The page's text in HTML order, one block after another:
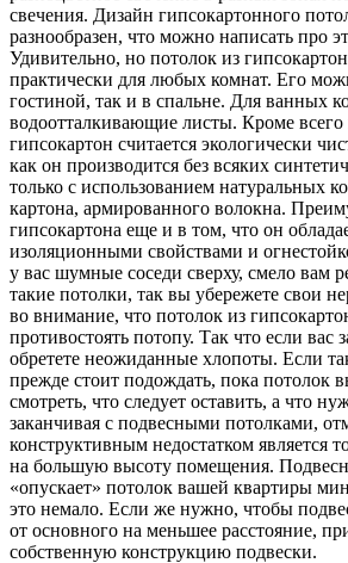
свечения. Дизайн гипсокартонного
разнообразен, что можно написать про
Удивительно, но потолок из
практически для любых комнат. Его
гостиной, так и в спальне. Для ванных
водоотталкивающие листы. Кроме всего
гипсокартон считается экологически
как он производится без всяких
только с использованием натуральных
картона, армированного волокна.
гипсокартона еще и в том, что он
изоляционными свойствами и
у вас шумные соседи сверху, смело вам
такие потолки, так вы убережете свои
во внимание, что потолок из
противостоять потопу. Так что если вас
обретете неожиданные хлопоты. Если
прежде стоит подождать, пока потолок
смотреть, что следует оставить, а что
заканчивая с подвесными потолками,
конструктивным недостатком является
на большую высоту помещения.
«опускает» потолок вашей квартиры
это немало. Если же нужно, чтобы
от основного на меньшее расстояние,
собственную конструкцию подвески.